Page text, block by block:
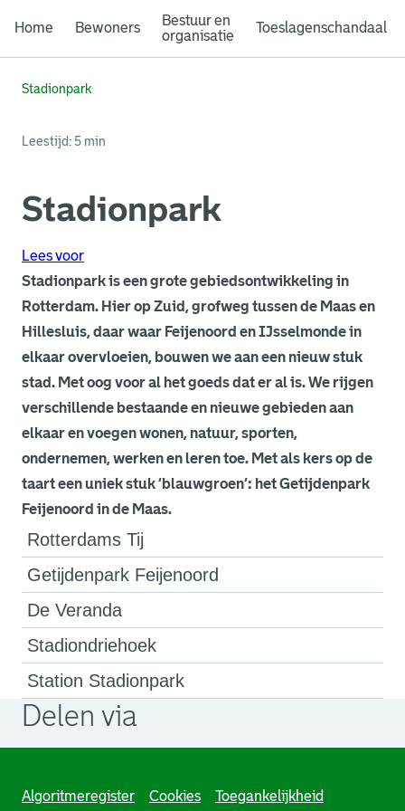
Home Bewoners
Bestuur en
organisatie
Toeslagenschandaal
Stadionpark
Leestijd: 5 min
Stadionpark
Lees voor
Stadionpark is een grote gebiedsontwikkeling in
Rotterdam. Hier op Zuid, grofweg tussen de Maas en
Hillesluis, daar waar Feijenoord en IJsselmonde in
elkaar overvloeien, bouwen we aan een nieuw stuk
stad. Met oog voor al het goeds dat er al is. We rijgen
verschillende bestaande en nieuwe gebieden aan
elkaar en voegen wonen, natuur, sporten,
ondernemen, werken en leren toe. Met als kers op de
taart een uniek stuk ‘blauwgroen’: het Getijdenpark
Feijenoord in de Maas.
Rotterdams Tij
Getijdenpark Feijenoord
De Veranda
Stadiondriehoek
Station Stadionpark
Delen via
Algoritmeregister Cookies Toegankelijkheid